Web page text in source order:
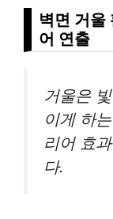
벽면 거울
어 연출
거울은
이게 하
리어 효
다.